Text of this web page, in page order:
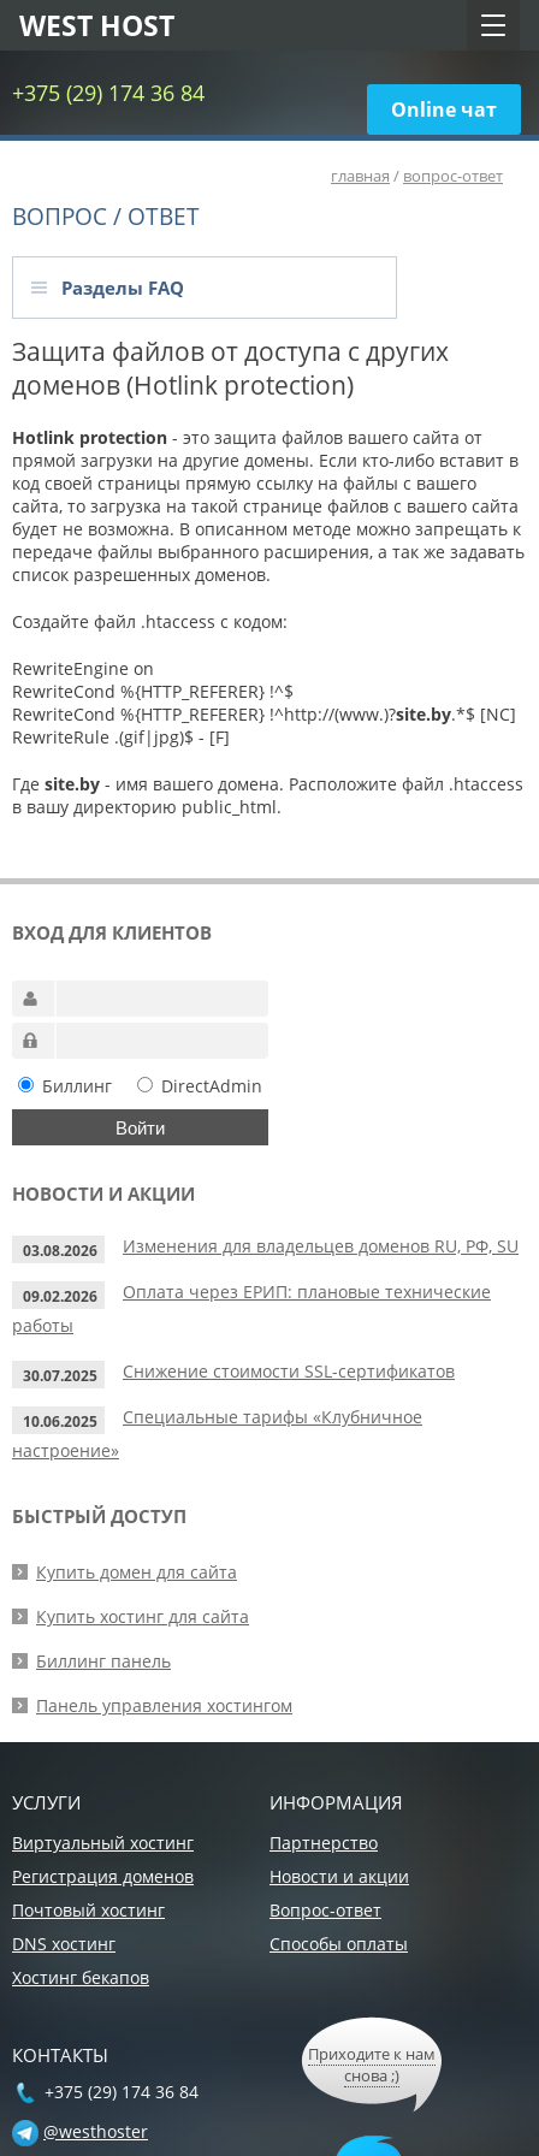
+375 (29) 174 36 84
Online чат
WEST HOST
главная / вопрос-ответ
ВОПРОС / ОТВЕТ
Разделы FAQ
Защита файлов от доступа с других
доменов (Hotlink protection)
Hotlink protection - это защита файлов вашего сайта от
прямой загрузки на другие домены. Если кто-либо вставит в
код своей страницы прямую ссылку на файлы с вашего
сайта, то загрузка на такой странице файлов с вашего сайта
будет не возможна. В описанном методе можно запрещать к
передаче файлы выбранного расширения, а так же задавать
список разрешенных доменов.
Создайте файл .htaccess с кодом:
RewriteEngine on
RewriteCond %{HTTP_REFERER} !^$
RewriteCond %{HTTP_REFERER} !^http://(www.)?site.by.*$ [NC]
RewriteRule .(gif|jpg)$ - [F]
Где site.by - имя вашего домена. Расположите файл .htaccess
в вашу директорию public_html.
ВХОД ДЛЯ КЛИЕНТОВ
Биллинг DirectAdmin
НОВОСТИ И АКЦИИ
03.08.2026 Изменения для владельцев доменов RU, РФ, SU
09.02.2026
Оплата через ЕРИП: плановые технические
работы
30.07.2025 Снижение стоимости SSL-сертификатов
10.06.2025
Специальные тарифы «Клубничное
настроение»
БЫСТРЫЙ ДОСТУП
Купить домен для сайта
Купить хостинг для сайта
Биллинг панель
Панель управления хостингом
УСЛУГИ
Виртуальный хостинг
Регистрация доменов
Почтовый хостинг
DNS хостинг
Хостинг бекапов
ИНФОРМАЦИЯ
Партнерство
Новости и акции
Вопрос-ответ
Способы оплаты
КОНТАКТЫ
+375 (29) 174 36 84
@westhoster
Приходите к нам
снова ;)